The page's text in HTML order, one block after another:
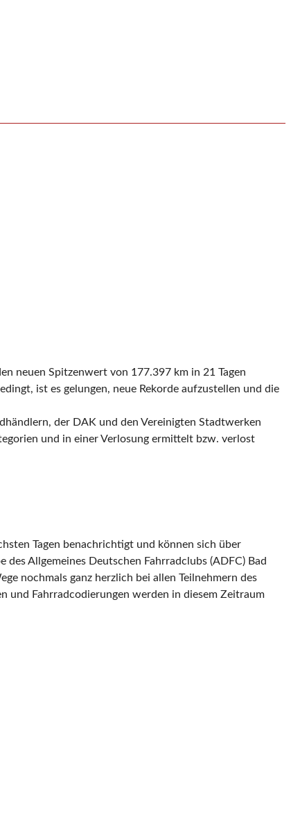
neuen Spitzenwert von 177.397 km in 21 Tagen
ist es gelungen, neue Rekorde aufzustellen und die
der DAK und den Vereinigten Stadtwerken
und in einer Verlosung ermittelt bzw. verlost
Tagen benachrichtigt und können sich über
Allgemeines Deutschen Fahrradclubs (ADFC) Bad
nochmals ganz herzlich bei allen Teilnehmern des
und Fahrradcodierungen werden in diesem Zeitraum